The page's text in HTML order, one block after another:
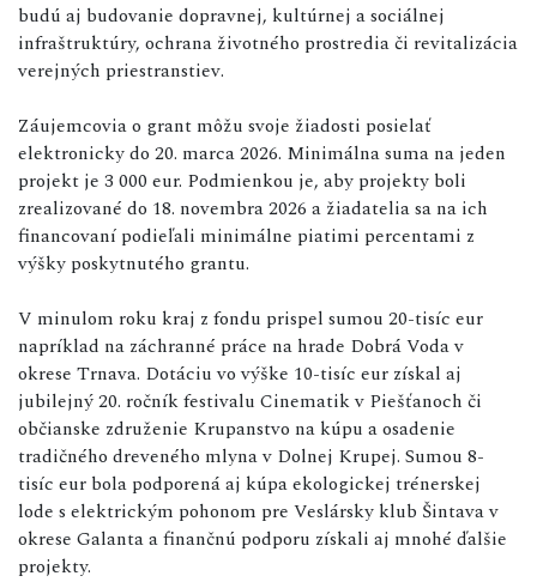
budú aj budovanie dopravnej, kultúrnej a sociálnej
infraštruktúry, ochrana životného prostredia či revitalizácia
verejných priestranstiev.
Záujemcovia o grant môžu svoje žiadosti posielať
elektronicky do 20. marca 2026. Minimálna suma na jeden
projekt je 3 000 eur. Podmienkou je, aby projekty boli
zrealizované do 18. novembra 2026 a žiadatelia sa na ich
financovaní podieľali minimálne piatimi percentami z
výšky poskytnutého grantu.
V minulom roku kraj z fondu prispel sumou 20-tisíc eur
napríklad na záchranné práce na hrade Dobrá Voda v
okrese Trnava. Dotáciu vo výške 10-tisíc eur získal aj
jubilejný 20. ročník festivalu Cinematik v Piešťanoch či
občianske združenie Krupanstvo na kúpu a osadenie
tradičného dreveného mlyna v Dolnej Krupej. Sumou 8-
tisíc eur bola podporená aj kúpa ekologickej trénerskej
lode s elektrickým pohonom pre Veslársky klub Šintava v
okrese Galanta a finančnú podporu získali aj mnohé ďalšie
projekty.